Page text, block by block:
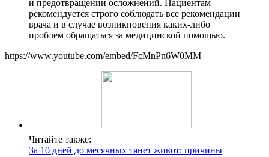
и предотвращении осложнений. Пациентам
рекомендуется строго соблюдать все рекомендации
врача и в случае возникновения каких-либо
проблем обращаться за медицинской помощью.
https://www.youtube.com/embed/FcMnPn6W0MM
Читайте также:
За 10 дней до месячных тянет живот: причины